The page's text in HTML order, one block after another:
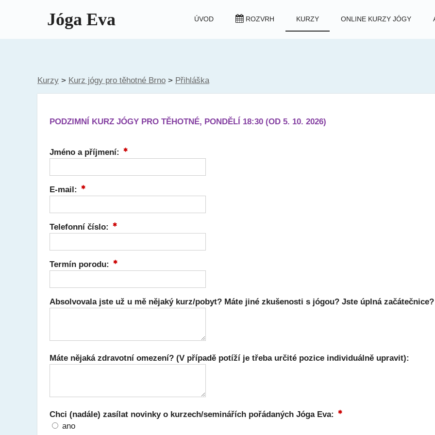
Jóga Eva ÚVOD ROZVRH KURZY ONLINE KURZY JÓGY
Kurzy > Kurz jógy pro těhotné Brno > Přihláška
PODZIMNÍ KURZ JÓGY PRO TĚHOTNÉ, PONDĚLÍ 18:30 (OD 5. 10. 2026)
Jméno a příjmení:
E-mail:
Telefonní číslo:
Termín porodu:
Absolvovala jste už u mě nějaký kurz/pobyt? Máte jiné zkušenosti s jógou? Jste úplná začátečnice?
Máte nějaká zdravotní omezení? (V případě potíží je třeba určité pozice individuálně upravit):
Chci (nadále) zasílat novinky o kurzech/seminářích pořádaných Jóga Eva:
ano